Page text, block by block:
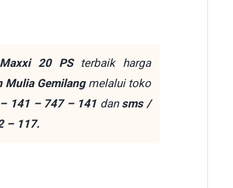
20 PS terbaik harga
Mulia Gemilangmelalui toko
141 – 747 – 141 dansms /
– 117.